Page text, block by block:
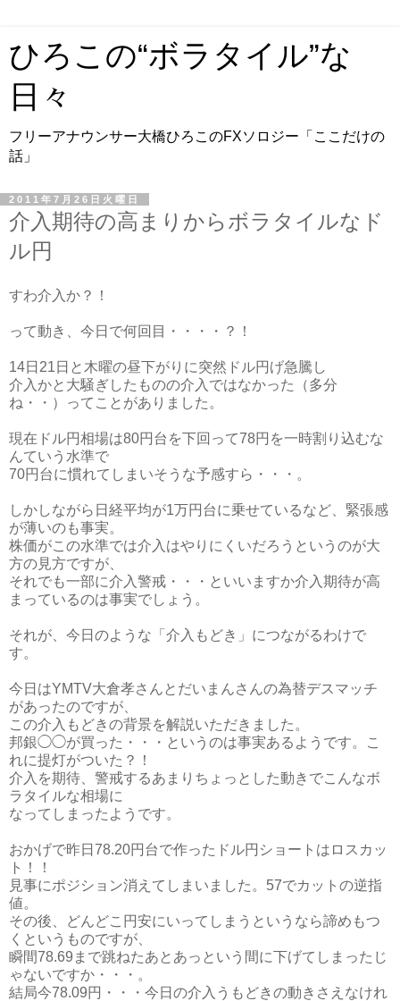
ひろこの“ボラタイル”な
日々
フリーアナウンサー大橋ひろこのFXソロジー「ここだけの
話」
2011年7月26日火曜日
介入期待の高まりからボラタイルなド
ル円
すわ介入か？！
って動き、今日で何回目・・・・？！
14日21日と木曜の昼下がりに突然ドル円げ急騰し
介入かと大騒ぎしたものの介入ではなかった（多分
ね・・）ってことがありました。
現在ドル円相場は80円台を下回って78円を一時割り込むな
んていう水準で
70円台に慣れてしまいそうな予感すら・・・。
しかしながら日経平均が1万円台に乗せているなど、緊張感
が薄いのも事実。
株価がこの水準では介入はやりにくいだろうというのが大
方の見方ですが、
それでも一部に介入警戒・・・といいますか介入期待が高
まっているのは事実でしょう。
それが、今日のような「介入もどき」につながるわけで
す。
今日はYMTV大倉孝さんとだいまんさんの為替デスマッチ
があったのですが、
この介入もどきの背景を解説いただきました。
邦銀◯◯が買った・・・というのは事実あるようです。こ
れに提灯がついた？！
介入を期待、警戒するあまりちょっとした動きでこんなボ
ラタイルな相場に
なってしまったようです。
おかげで昨日78.20円台で作ったドル円ショートはロスカッ
ト！！
見事にポジション消えてしまいました。57でカットの逆指
値。
その後、どんどこ円安にいってしまうというなら諦めもつ
くというものですが、
瞬間78.69まで跳ねたあとあっという間に下げてしまったじ
ゃないですか・・・。
結局今78.09円・・・今日の介入うもどきの動きさえなけれ